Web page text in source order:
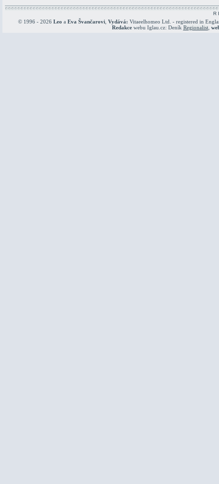
R
© 1996 - 2026 Leo a Eva Švančarovi Vydává: Vitaeelhomeo Ltd. - registered in
Redakcewebu Iglau.cz: Deník Regionalist,